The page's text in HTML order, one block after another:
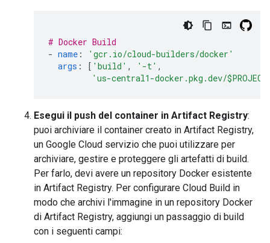
# Docker Build
- name :
'gcr.io/cloud-builders/docker'
args : [ 'build' , '-t' ,
'us-central1-docker.pkg.dev/
Esegui il push del container in Artifact Registry:
puoi archiviare il container creato in Artifact Registry,
un Google Cloud servizio che puoi utilizzare per
archiviare, gestire e proteggere gli artefatti di build.
Per farlo, devi avere un repository Docker esistente
in Artifact Registry. Per configurare Cloud Build in
modo che archivi l'immagine in un repository Docker
di Artifact Registry, aggiungi un passaggio di build
con i seguenti campi: